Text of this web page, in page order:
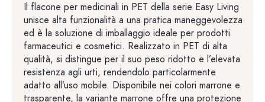
Il flacone per medicinali in PET della serie Easy Living
unisce alta funzionalità a una pratica maneggevolezza
ed è la soluzione di imballaggio ideale per prodotti
farmaceutici e cosmetici. Realizzato in PET di alta
qualità, si distingue per il suo peso ridotto e l’elevata
resistenza agli urti, rendendolo particolarmente
adatto all’uso mobile. Disponibile nei colori marrone e
trasparente, la variante marrone offre una protezione